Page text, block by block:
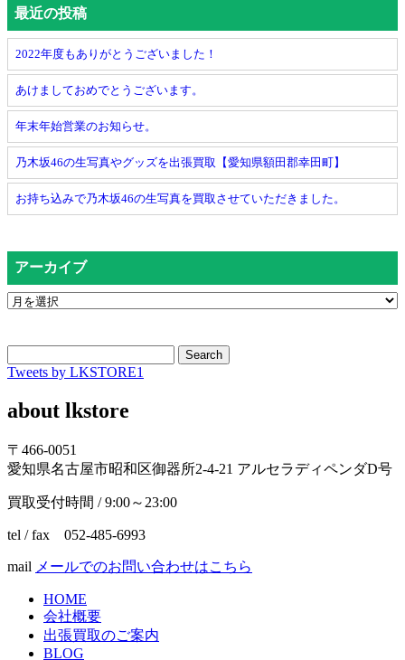
最近の投稿
2022年度もありがとうございました！
あけましておめでとうございます。
年末年始営業のお知らせ。
乃木坂46の生写真やグッズを出張買取【愛知県額田郡幸田町】
お持ち込みで乃木坂46の生写真を買取させていただきました。
アーカイブ
Search
Tweets by LKSTORE1
about lkstore
〒466-0051
愛知県名古屋市昭和区御器所2-4-21 アルセラディペンダD号
買取受付時間 / 9:00～23:00
tel / fax 052-485-6993
mail メールでのお問い合わせはこちら
HOME
会社概要
出張買取のご案内
BLOG